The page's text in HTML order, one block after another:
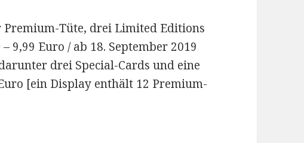
Premium-Tüte, drei Limited Editions
9,99 Euro / ab 18. September 2019
drei Special-Cards und eine
[ein Display enthält 12 Premium-